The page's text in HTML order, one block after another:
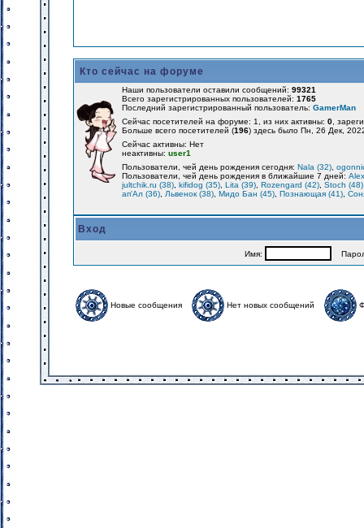
Кто сейчас на форуме
Наши пользователи оставили сообщений: 99321
Всего зарегистрированных пользователей: 1765
Последний зарегистрированный пользователь: GamerMan
Сейчас посетителей на форуме: 1, из них активны: 0 ,
Больше всего посетителей (196) здесь было Пн, 26 Дек,
Сейчас активны: Нет
неактивны: user1
Пользователи, чей день рождения сегодня: Nala (32)
Пользователи, чей день рождения в ближайшие 7 дней:
jultchik.ru (38) kifidog (35) Lita (39) Rozengard (42) Stoch (48)
ап'Ал (36)
Львенок (38) Мидо Бан (45) Познающая (41)
Вход
Имя:
Новые сообщения Нет новых сообщений